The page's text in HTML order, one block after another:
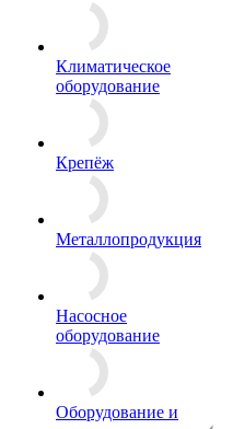
Климатическое
оборудование
Крепёж
Металлопродукция
Насосное
оборудование
Оборудование и